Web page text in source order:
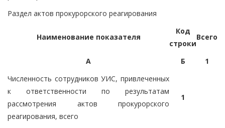
Раздел актов прокурорского реагирования
Наименование показателя
Код
строки
Всего
А Б
1
Численность сотрудников УИС, привлеченных
к ответственности по результатам
рассмотрения актов прокурорского
реагирования, всего
1